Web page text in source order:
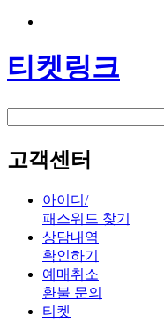
티켓링크
고객센터
아이디/
패스워드 찾기
상담내역
확인하기
예매취소
환불 문의
티켓